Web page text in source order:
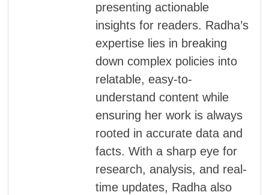
presenting actionable
insights for readers. Radha’s
expertise lies in breaking
down complex policies into
relatable, easy-to-
understand content while
ensuring her work is always
rooted in accurate data and
facts. With a sharp eye for
research, analysis, and real-
time updates, Radha also